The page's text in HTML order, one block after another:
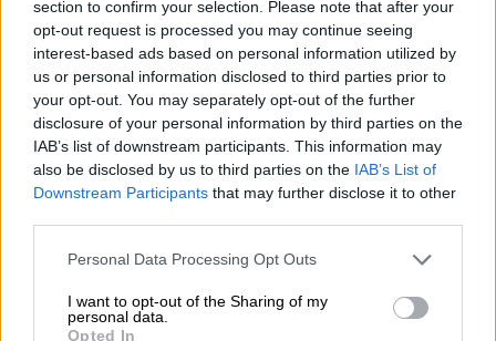
section to confirm your selection. Please note that after your
opt-out request is processed you may continue seeing
interest-based ads based on personal information utilized by
us or personal information disclosed to third parties prior to
your opt-out. You may separately opt-out of the further
disclosure of your personal information by third parties on the
IAB’s list of downstream participants. This information may
also be disclosed by us to third parties on the IAB’s List of
Downstream Participants that may further disclose it to other
Please note that this website/app uses one or more Google
not limited to your visit or usage behaviour. You may click to
grant or deny consent to Google and its third-party tags to
Personal Data Processing Opt Outs
I want to opt-out of the Sharing of my
personal data.
Opted In
Να σημειωθεί ότι οι μαθητές των σχολείων
υποστηρίζουν ότι η συγκεκριμένη
κατάσταση συμβαίνει εδώ και χρόνια, χωρίς
ποτέ κανένας αρμόδιος να έχει επέμβει.
Γονείς μαθητών φέρονται να έχουν
απευθυνθεί και στηναστυνομία, στην οποία
κατήγγειλαν περιστατικά σεξουαλικής
παρενόχλησης.
Οι μαθητές των δύο σχολείων φέρονται
αποφασισμένοι να συνεχίσουν την κατάληψη,